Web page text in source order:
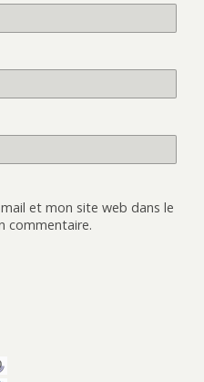
et mon site web dans le
commentaire.